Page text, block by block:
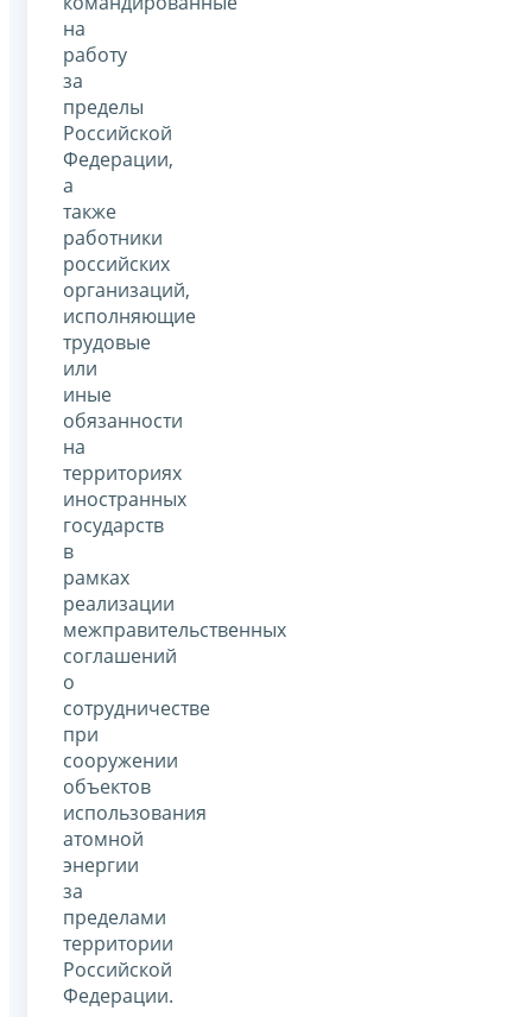
на
работу
за
пределы
Российской
Федерации,
а
также
работники
российских
организаций,
исполняющие
трудовые
или
иные
обязанности
на
территориях
иностранных
государств
в
рамках
реализации
межправительственных
соглашений
о
сотрудничестве
при
сооружении
объектов
использования
атомной
энергии
за
пределами
территории
Российской
Федерации.